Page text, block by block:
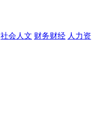
社会人文 财务财经 人力资